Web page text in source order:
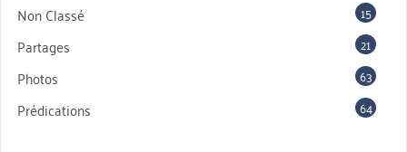
Non Classé 15
Partages 21
Photos 63
Prédications 64